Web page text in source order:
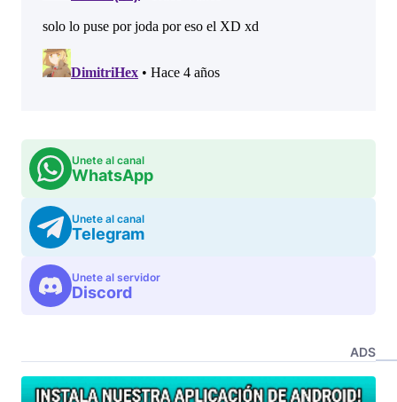
Unete al canal
WhatsApp
Unete al canal
Telegram
Unete al servidor
Discord
ADS